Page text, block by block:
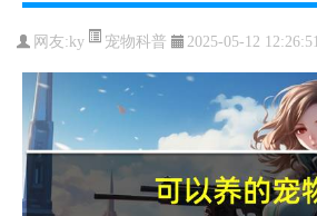
网友:ky 宠物科普 2025-05-12 12:26:51